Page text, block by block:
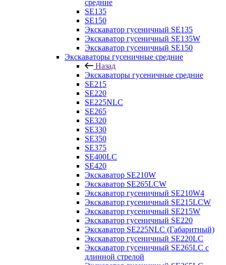
средние
SE135
SE150
Экскаватор гусеничный SE135
Экскаватор гусеничный SE135W
Экскаватор гусеничный SE150
Экскаваторы гусеничные средние
Назад
Экскаваторы гусеничные средние
SE215
SE220
SE225NLC
SE265
SE320
SE330
SE350
SE375
SE400LC
SE420
Экскаватор SE210W
Экскаватор SE265LCW
Экскаватор гусеничный SE210W4
Экскаватор гусеничный SE215LCW
Экскаватор гусеничный SE215W
Экскаватор гусеничный SE220
Экскаватор SE225NLC (Габаритный)
Экскаватор гусеничный SE220LC
Экскаватор гусеничный SE265LC с
длинной стрелой